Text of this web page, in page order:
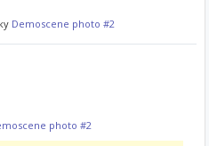
Demoscene photo #2
photo #2